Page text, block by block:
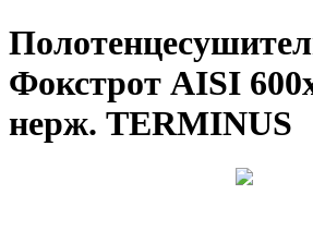
Фокстрот AISI
нерж. TERMINUS